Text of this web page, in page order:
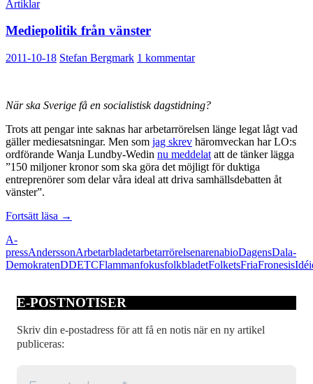
Artiklar
Mediepolitik från vänster
2011-10-18 Stefan Bergmark 1 kommentar
När ska Sverige få en socialistisk dagstidning?
Trots att pengar inte saknas har arbetarrörelsen länge legat lågt vad
gäller mediesatsningar. Men som jag skrev häromveckan har LO:s
ordförande Wanja Lundby-Wedin nu meddelat att de tänker lägga
”150 miljoner kronor som ska göra det möjligt för duktiga
entreprenörer som delar våra ideal att driva samhällsdebatten åt
vänster”.
Fortsätt läsa Mediepolitik
→
A-
pressAnderssonArbetarbladetarbetarrörelsenarenabioDagensDala-
DemokratenDDETCFlammanfokusfolkbladetFolketsFriaFronesisIdé
E-POSTNOTISER
Skriv din e-postadress för att få en notis när en ny artikel
publiceras: